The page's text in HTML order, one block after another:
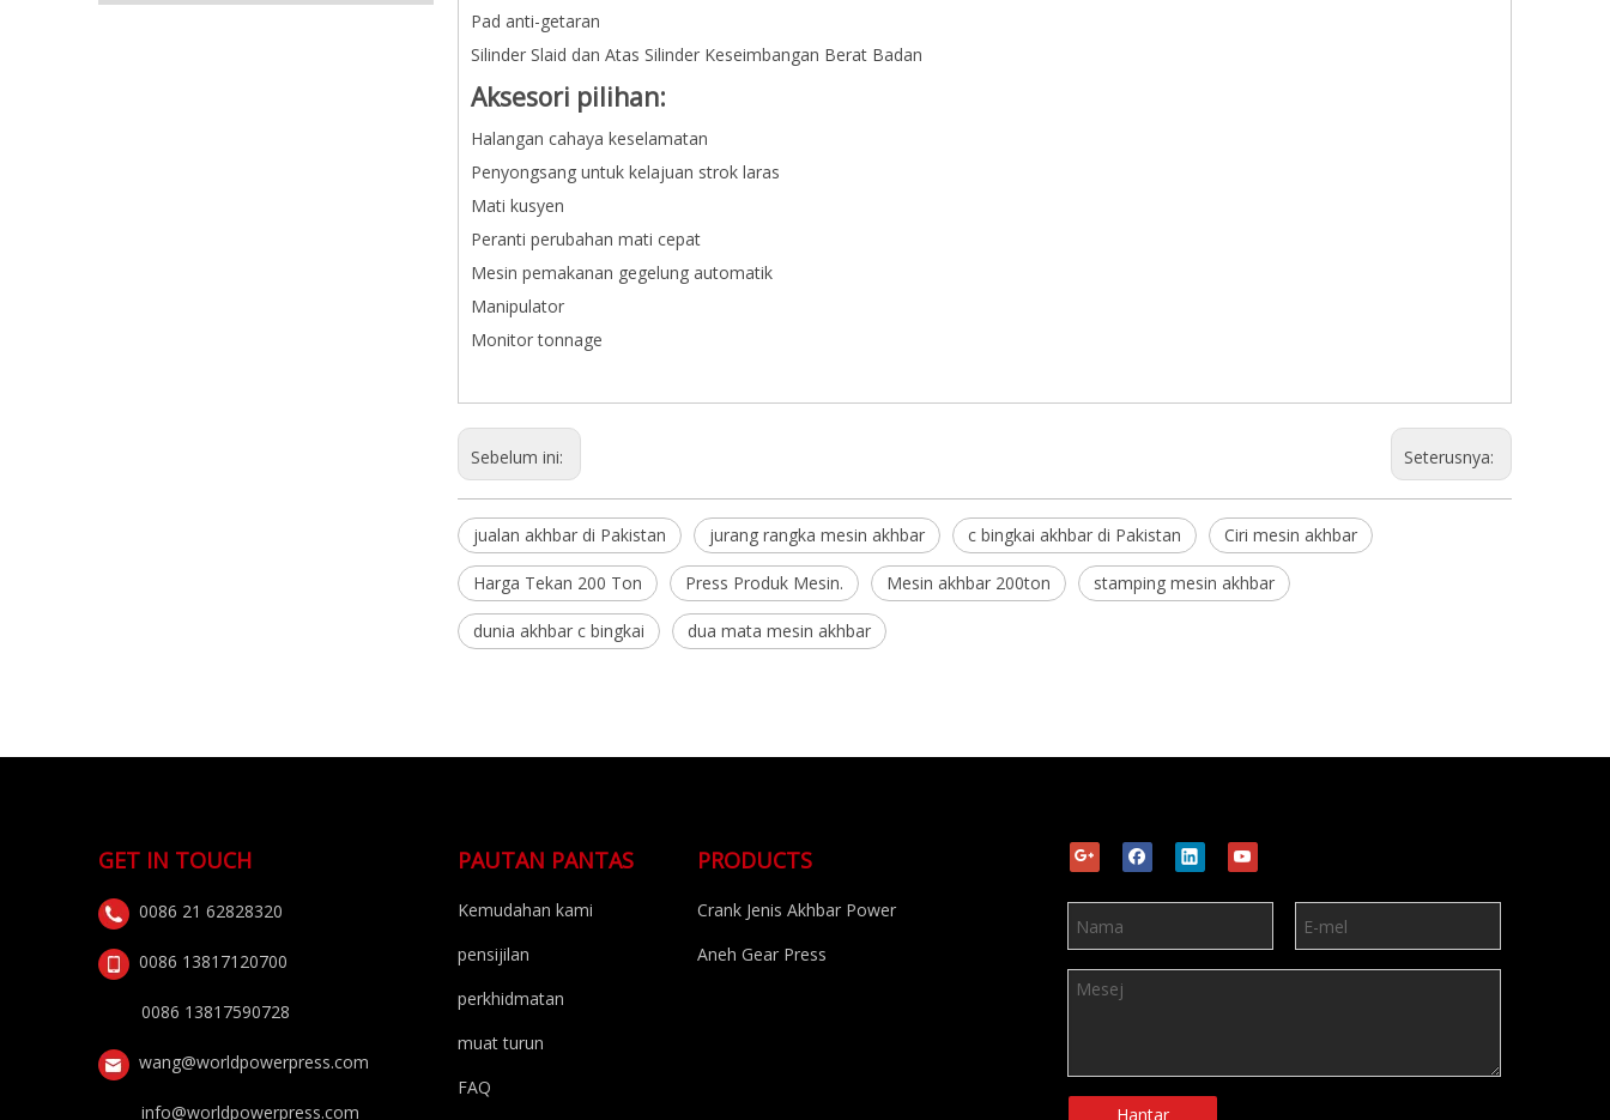
Pad anti-getaran
Silinder Slaid dan Atas Silinder Keseimbangan Berat Badan
Aksesori pilihan:
Halangan cahaya keselamatan
Penyongsang untuk kelajuan strok laras
Mati kusyen
Peranti perubahan mati cepat
Mesin pemakanan gegelung automatik
Manipulator
Monitor tonnage
Sebelum ini: Seterusnya:
jualan akhbar di Pakistan jurang rangka mesin akhbar c bingkai akhbar di Pakistan Ciri mesin akhbar
Harga Tekan 200 Ton Press Produk Mesin. Mesin akhbar 200ton stamping mesin akhbar
dunia akhbar c bingkai dua mata mesin akhbar
GET IN TOUCH
0086 21 62828320
0086 13817120700
0086 13817590728
wang@worldpowerpress.com
info@worldpowerpress.com
PAUTAN PANTAS
Kemudahan kami
pensijilan
perkhidmatan
muat turun
FAQ
PRODUCTS
Crank Jenis Akhbar Power
Aneh Gear Press
Hantar